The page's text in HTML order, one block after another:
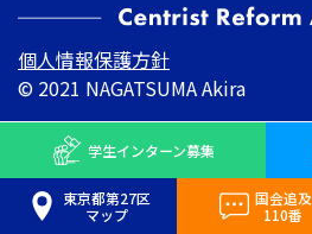
個人情報保護方針
© 2021 NAGATSUMA Akira
学生インターン募集
東京都第27区
マップ
国会追及
110番